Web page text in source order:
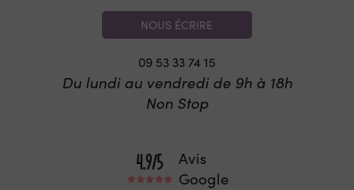
NOUS ÉCRIRE
09 53 33 74 15
Du lundi au vendredi de 9h à 18h
Non Stop
Avis
Google